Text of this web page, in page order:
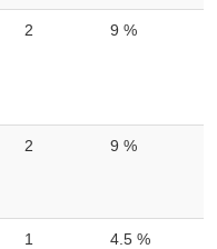
2 9 %
2 9 %
1 4.5 %